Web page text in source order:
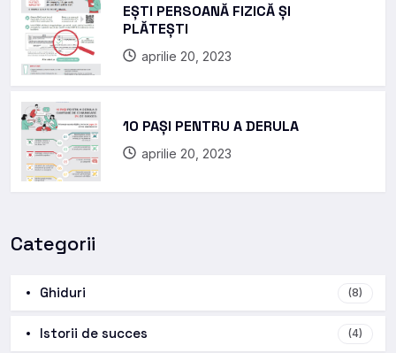
EȘTI PERSOANĂ FIZICĂ ȘI
PLĂTEȘTI
aprilie 20, 2023
10 PAȘI PENTRU A DERULA
aprilie 20, 2023
Categorii
Ghiduri (8)
Istorii de succes (4)